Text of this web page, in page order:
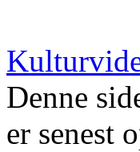
Denne
er senest